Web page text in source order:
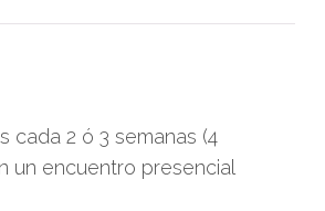
cada 2 ó 3 semanas (4
un encuentro presencial